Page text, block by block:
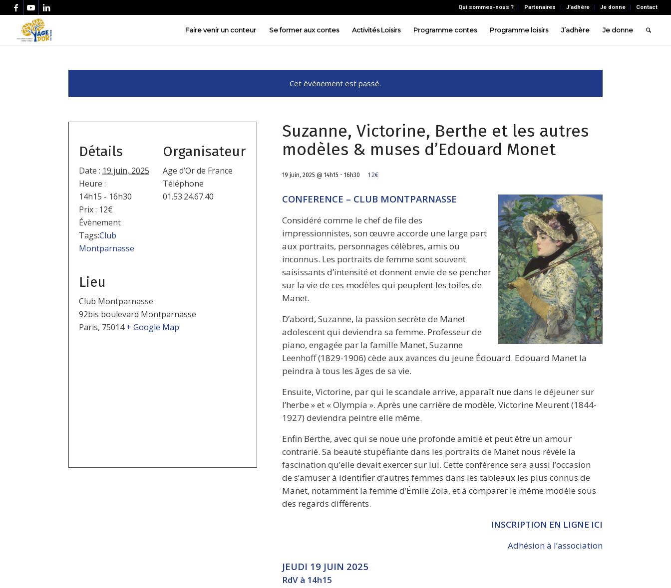
Qui sommes-nous ? Partenaires J’adhère Je donne Contact
Faire venir un conteur Se former aux contes Activités Loisirs Programme contes Programme loisirs J’adhère Je donne
Cet évènement est passé.
Suzanne, Victorine, Berthe et les autres
modèles & muses d’Edouard Monet
19 juin, 2025 @ 14h15 -16h30 12€
CONFERENCE – CLUB MONTPARNASSE
Considéré comme le chef de file des
impressionnistes, son œuvre accorde une large part
aux portraits, personnages célèbres, amis ou
inconnus. Les portraits de femme sont souvent
saisissants d’intensité et donnent envie de se pencher
sur la vie de ces modèles qui peuplent les toiles de
Manet.
D’abord, Suzanne, la passion secrète de Manet
adolescent qui deviendra sa femme. Professeur de
piano, engagée par la famille Manet, Suzanne
Leenhoff (1829-1906) cède aux avances du jeune Édouard. Edouard Manet la
peindra à tous les âges de sa vie.
Ensuite, Victorine, par qui le scandale arrive, apparaît nue dans le déjeuner sur
l’herbe » et « Olympia ». Après une carrière de modèle, Victorine Meurent (1844-
1927) deviendra peintre elle même.
Enfin Berthe, avec qui se noue une profonde amitié et peut être un amour
contrarié. Sa beauté stupéfiante dans les portraits de Manet nous révèle la
fascination qu’elle devait exercer sur lui. Cette conférence sera aussi l’occasion
de s’amuser à identifier d’autres femmes dans les tableaux les plus connus de
Manet, notamment la femme d’Émile Zola, et à comparer le même modèle sous
des regards différents.
INSCRIPTION EN LIGNE ICI
Adhésion à l’association
JEUDI 19 JUIN 2025
RdV à 14h15
Détails
Date : 19 juin, 2025
Heure :
14h15 - 16h30
Prix : 12€
Évènement
Tags:Club
Montparnasse
Organisateur
Age d’Or de France
Téléphone
01.53.24.67.40
Lieu
Club Montparnasse
92bis boulevard Montparnasse
Paris, 75014 + Google Map